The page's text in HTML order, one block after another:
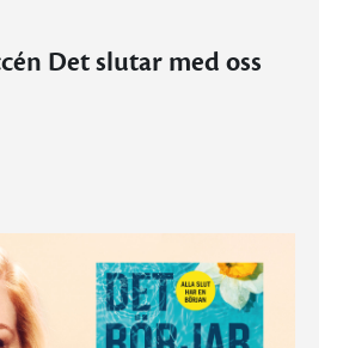
Det slutar med oss